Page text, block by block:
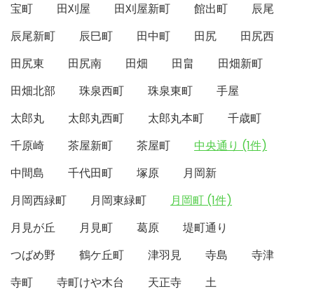
宝町
田刈屋 田刈屋新町 館出町
辰尾
辰尾新町
辰巳町 田中町 田尻
田尻西
田尻東
田尻南 田畑 田畠
田畑新町
田畑北部
珠泉西町 珠泉東町
手屋
太郎丸
太郎丸西町 太郎丸本町
千歳町
千原崎
茶屋新町 茶屋町
中央通り (1件)
中間島
千代田町 塚原
月岡新
月岡西緑町
月岡東緑町
月岡町 (1件)
月見が丘
月見町 葛原
堤町通り
つばめ野
鶴ケ丘町 津羽見 寺島
寺津
寺町
寺町けや木台 天正寺
土